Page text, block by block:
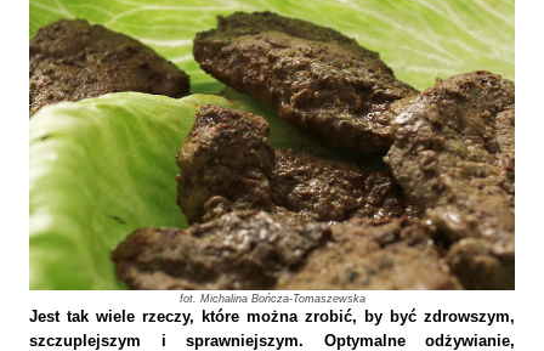
fot. Michalina Bończa-Tomaszewska
Jest tak wiele rzeczy, które można zrobić, by być zdrowszym,
szczuplejszym i sprawniejszym. Optymalne odżywianie,